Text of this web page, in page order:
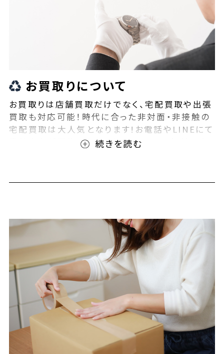
お買取りについて
お買取りは店舗買取だけでなく、宅配買取や出張
買取も対応可能！時代に合った非対面・非接触の
宅配買取は大人気となります!お電話やLINEにて
事前査定が可能となっております！また無料の宅